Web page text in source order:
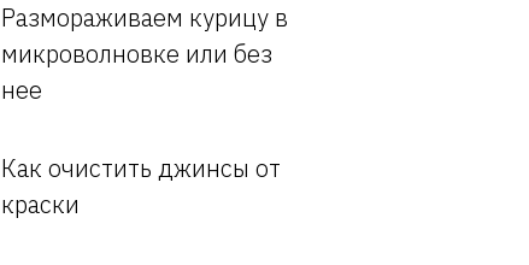
Размораживаем курицу в
микроволновке или без
нее
Как очистить джинсы от
краски